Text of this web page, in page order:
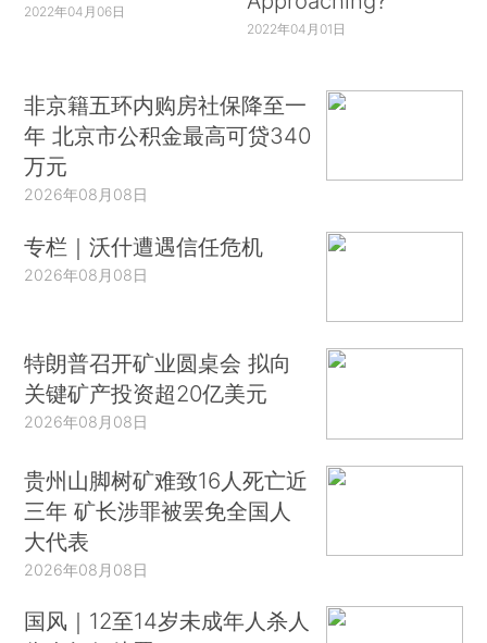
2022年04月06日
2022年04月01日
非京籍五环内购房社保降至一
年 北京市公积金最高可贷340
万元
2026年08月08日
专栏｜沃什遭遇信任危机
2026年08月08日
特朗普召开矿业圆桌会 拟向
关键矿产投资超20亿美元
2026年08月08日
贵州山脚树矿难致16人死亡近
三年 矿长涉罪被罢免全国人
大代表
2026年08月08日
国风｜12至14岁未成年人杀人